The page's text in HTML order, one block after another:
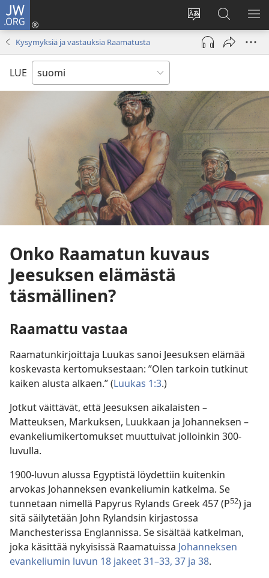
JW.ORG
Vaihda
sivuston
kieli
Kirjaudu
(avaa
uuden
ikkunan)
Hae
JW.ORG-
sivustolta
Kysymyksiä ja vastauksia Raamatusta
LUE
Onko Raamatun kuvaus
Jeesuksen elämästä
täsmällinen?
Raamattu vastaa
Raamatunkirjoittaja Luukas sanoi Jeesuksen elämää
koskevasta kertomuksestaan: ”Olen tarkoin tutkinut
kaiken alusta alkaen.” (Luukas 1:3.)
Jotkut väittävät, että Jeesuksen aikalaisten –
Matteuksen, Markuksen, Luukkaan ja Johanneksen –
evankeliumikertomukset muuttuivat jolloinkin 300-
luvulla.
1900-luvun alussa Egyptistä löydettiin kuitenkin
arvokas Johanneksen evankeliumin katkelma. Se
tunnetaan nimellä Papyrus Rylands Greek 457 (P52) ja
sitä säilytetään John Rylandsin kirjastossa
Manchesterissa Englannissa. Se sisältää katkelman,
joka käsittää nykyisissä Raamatuissa Johanneksen
evankeliumin luvun 18 jakeet 31–33, 37 ja 38.